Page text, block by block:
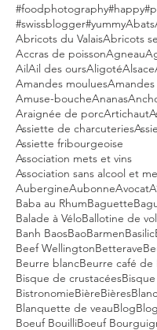
#foodphotography#happy
#swissblogger#yummyAbats
Abricots du ValaisAbricots
Accras de poissonAgneau
AilAil des oursAligotéAlsace
Amandes moulues
Amuse-boucheAnanas
Araignée de porcArtichaut
Assiette de charcuteries
Assiette fribourgeoise
Association mets et vins
Association sans alcool et
AubergineAubonneAvocat
Baba au RhumBaguette
Balade à VéloBallotine de
Banh BaosBaoBarmenBasilic
Beef WellingtonBetterave
Beurre blancBeurre café de
Bisque de crustacées
BistronomieBièreBières
Blanquette de veauBlog
Boeuf BouilliBoeuf